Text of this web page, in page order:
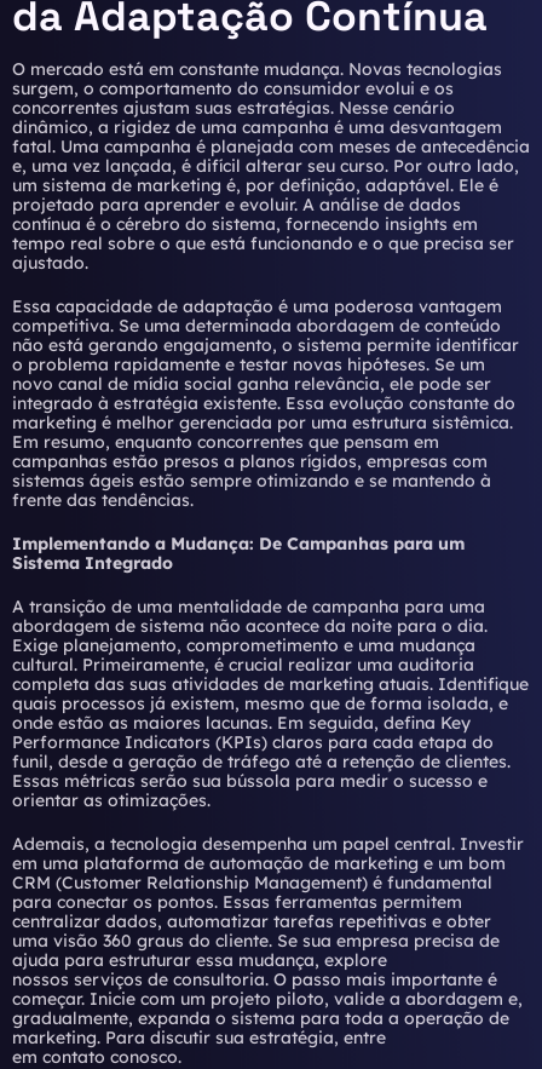
da Adaptação Contínua
O mercado está em constante mudança. Novas tecnologias
surgem, o comportamento do consumidor evolui e os
concorrentes ajustam suas estratégias. Nesse cenário
dinâmico, a rigidez de uma campanha é uma desvantagem
fatal. Uma campanha é planejada com meses de antecedência
e, uma vez lançada, é difícil alterar seu curso. Por outro lado,
um sistema de marketing é, por definição, adaptável. Ele é
projetado para aprender e evoluir. A análise de dados
contínua é o cérebro do sistema, fornecendo insights em
tempo real sobre o que está funcionando e o que precisa ser
ajustado.
Essa capacidade de adaptação é uma poderosa vantagem
competitiva. Se uma determinada abordagem de conteúdo
não está gerando engajamento, o sistema permite identificar
o problema rapidamente e testar novas hipóteses. Se um
novo canal de mídia social ganha relevância, ele pode ser
integrado à estratégia existente. Essa evolução constante do
marketing é melhor gerenciada por uma estrutura sistêmica.
Em resumo, enquanto concorrentes que pensam em
campanhas estão presos a planos rígidos, empresas com
sistemas ágeis estão sempre otimizando e se mantendo à
frente das tendências.
Implementando a Mudança: De Campanhas para um
Sistema Integrado
A transição de uma mentalidade de campanha para uma
abordagem de sistema não acontece da noite para o dia.
Exige planejamento, comprometimento e uma mudança
cultural. Primeiramente, é crucial realizar uma auditoria
completa das suas atividades de marketing atuais. Identifique
quais processos já existem, mesmo que de forma isolada, e
onde estão as maiores lacunas. Em seguida, defina Key
Performance Indicators (KPIs) claros para cada etapa do
funil, desde a geração de tráfego até a retenção de clientes.
Essas métricas serão sua bússola para medir o sucesso e
orientar as otimizações.
Ademais, a tecnologia desempenha um papel central. Investir
em uma plataforma de automação de marketing e um bom
CRM (Customer Relationship Management) é fundamental
para conectar os pontos. Essas ferramentas permitem
centralizar dados, automatizar tarefas repetitivas e obter
uma visão 360 graus do cliente. Se sua empresa precisa de
ajuda para estruturar essa mudança, explore
nossos serviços de consultoria. O passo mais importante é
começar. Inicie com um projeto piloto, valide a abordagem e,
gradualmente, expanda o sistema para toda a operação de
marketing. Para discutir sua estratégia, entre
em contato conosco.